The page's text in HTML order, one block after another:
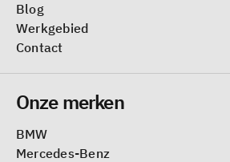
Blog
Werkgebied
Contact
Onze merken
BMW
Mercedes-Benz